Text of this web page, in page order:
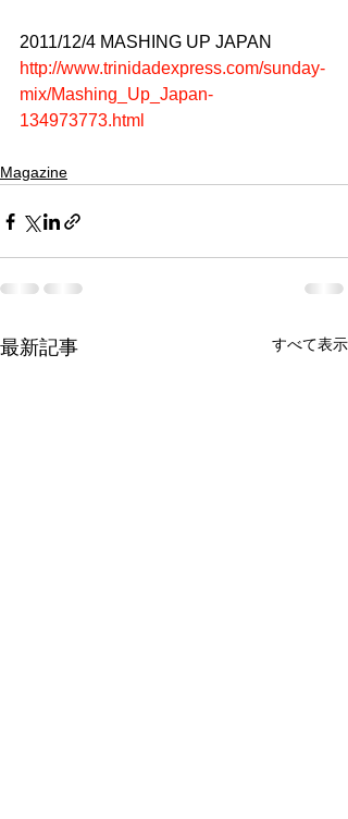
2011/12/4 MASHING UP JAPAN
http://www.trinidadexpress.com/sunday-
mix/Mashing_Up_Japan-
134973773.html
Magazine
最新記事 すべて表示